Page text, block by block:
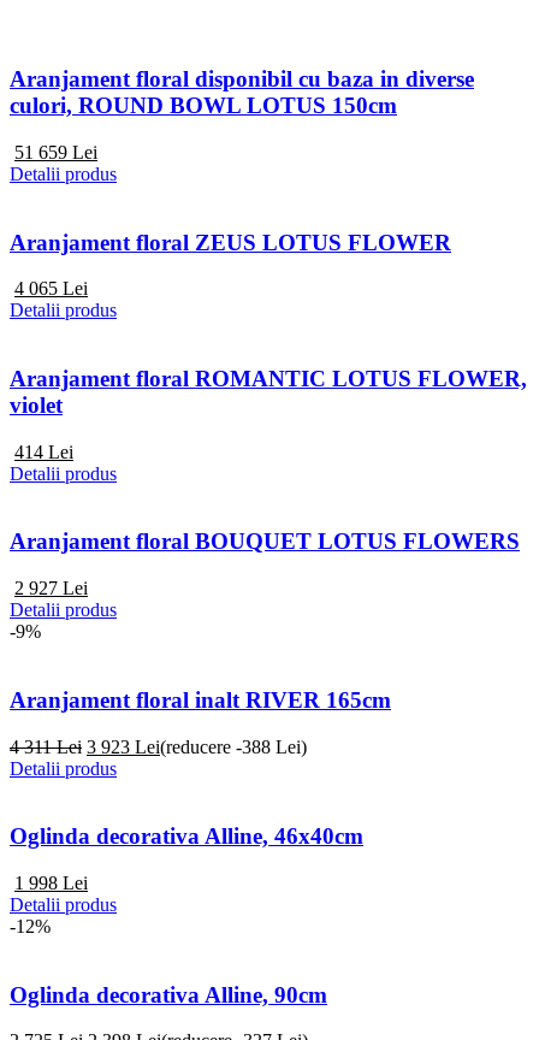
Aranjament floral disponibil cu baza in diverse
culori, ROUND BOWL LOTUS 150cm
51 659 Lei
Detalii produs
Aranjament floral ZEUS LOTUS FLOWER
4 065 Lei
Detalii produs
Aranjament floral ROMANTIC LOTUS FLOWER,
violet
414 Lei
Detalii produs
Aranjament floral BOUQUET LOTUS FLOWERS
2 927 Lei
Detalii produs
-9%
Aranjament floral inalt RIVER 165cm
4 311 Lei 3 923 Lei(reducere -388 Lei)
Detalii produs
Oglinda decorativa Alline, 46x40cm
1 998 Lei
Detalii produs
-12%
Oglinda decorativa Alline, 90cm